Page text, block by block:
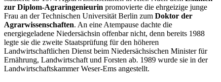
zur Diplom-Agraringenieurin promovierte die ehrgeizige junge
Frau an der Technischen Universität Berlin zum Doktor der
Agrarwissenschaften. An eine Atempause dachte die
energiegeladene Niedersächsin offenbar nicht, denn bereits 1988
legte sie die zweite Staatsprüfung für den höheren
Landwirtschaftlichen Dienst beim Niedersächsischen Minister für
Ernährung, Landwirtschaft und Forsten ab. 1989 wurde sie in der
Landwirtschaftskammer Weser-Ems angestellt.